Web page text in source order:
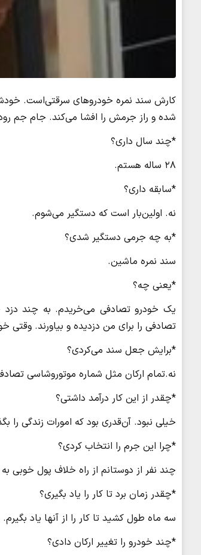
کارش سند نمره خودروهای سرقتی‌است. خودش
شده و راز جرمش را افشا می‌کند. جام جم
*چند سال داری؟
۲۸ ساله هستم.
*سابقه داری؟
نه. اولین‌بار است که دستگیر می‌شوم.
*به چه جرمی دستگیر شدی؟
سند نمره ماشین.
*یعنی چه؟
یک خودرو تصادفی می‌خریدم. به چند
تصادفی را برای من دزدیده و بیاورند. وقتی
*برایش جعل سند می‌کردی؟
نه.تمام ارکان مثل شماره موتوروشاسی
*چقدر از این کار درآمد داشتی؟
خیلی نبود. آن‌قدری بود که امورات زندگی
*چرا این جرم را انتخاب کردی؟
چند نفر از دوستانم از راه خلاف پول خوبی
*چقدر زمان برد تا کار را یاد بگیری؟
سه ماه طول کشید تا کار را از آنها یاد بگیرم.
*چند خودرو را تغییر ارکان دادی؟